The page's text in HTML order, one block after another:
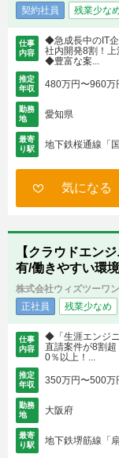
契約社員
残業少な
仕事
内容
◆急成長中のIT
社内開発8割！上
◆豊富な案...
推定
年収
480万円〜960万
勤務
地
愛知県
最寄
り駅
地下鉄桜通線「
気になる
【クラウドエン
有/働きやすい環境
株式会社ウィズツーワン
正社員
残業少なめ
仕事
内容
◆「生涯エンジ
直請案件が8割
0％以上！...
推定
年収
350万円〜500万
勤務
地
大阪府
最寄
り駅
地下鉄堺筋線「